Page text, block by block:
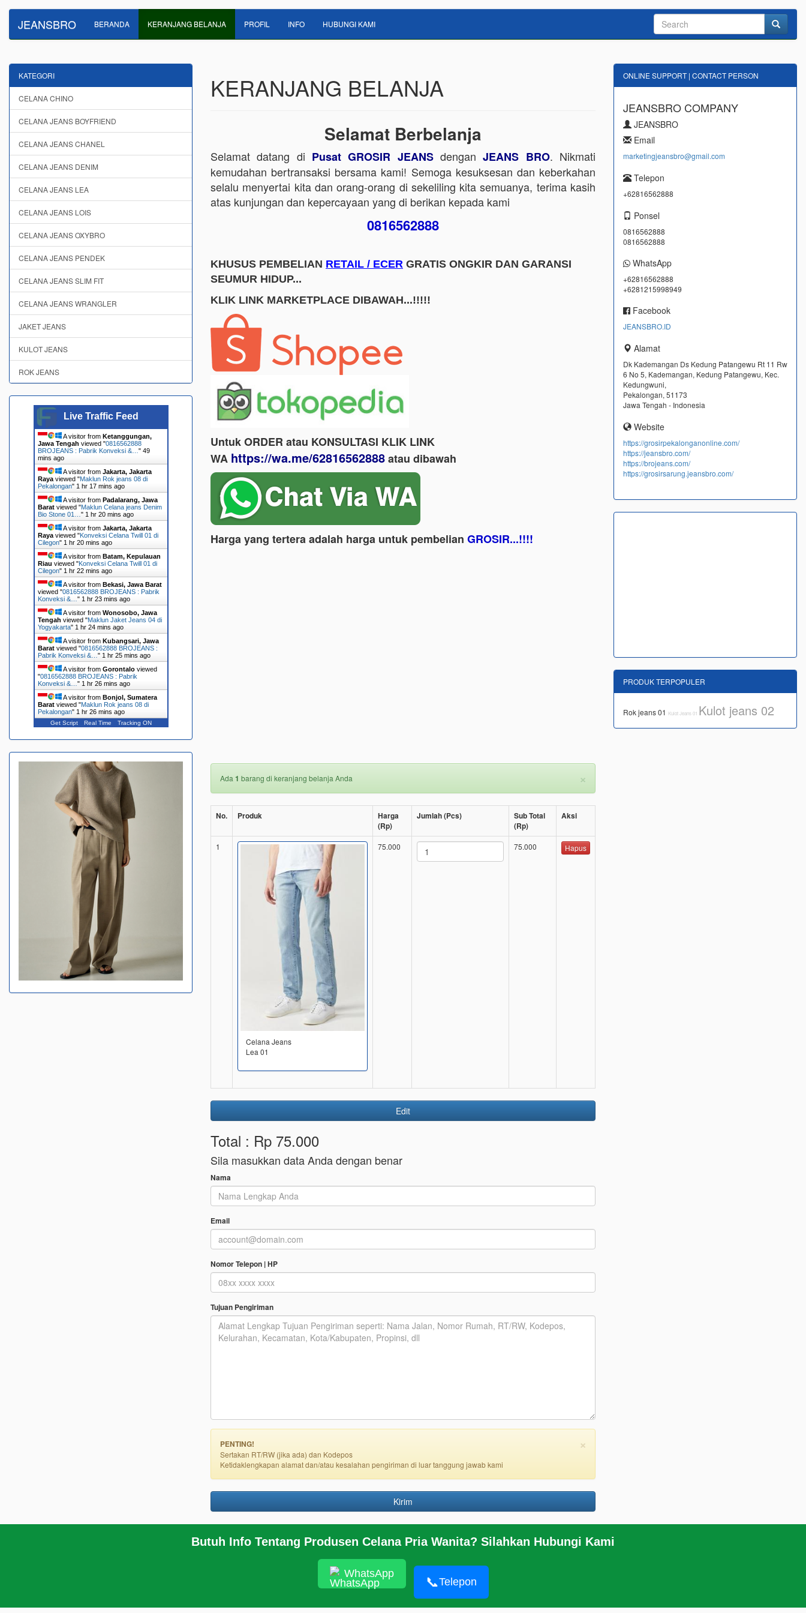
JEANSBRO BERANDA KERANJANG BELANJA PROFIL INFO HUBUNGI KAMI
KERANJANG BELANJA
Selamat Berbelanja
Selamat datang di Pusat GROSIR JEANSdenganJEANS BRO. Nikmati
kemudahan bertransaksi bersama kami! Semoga kesuksesan dan keberkahan
selalu menyertai kita dan orang-orang di sekeliling kita semuanya, terima kasih
atas kunjungan dan kepercayaan yang di berikan kepada kami
0816562888
KHUSUS PEMBELIAN RETAIL / ECER GRATIS ONGKIR DAN GARANSI
SEUMUR HIDUP...
KLIK LINK MARKETPLACE DIBAWAH...!!!!!
Untuk ORDER atau KONSULTASI KLIK LINK
WA https://wa.me/62816562888​ atau dibawah
Harga yang tertera adalah harga untuk pembelian GROSIR...!!!!
×
Ada 1 barang di keranjang belanja Anda
No. Produk
Harga
(Rp)
Jumlah (Pcs)
Sub Total
(Rp)
Aksi
1
Celana Jeans
Lea 01
75.000 75.000 Hapus
Edit
Total : Rp 75.000
Sila masukkan data Anda dengan benar
Nama
Email
Nomor Telepon | HP
Tujuan Pengiriman
×
PENTING!
Sertakan RT/RW (jika ada) dan Kodepos
Ketidaklengkapan alamat dan/atau kesalahan pengiriman di luar tanggung jawab kami
Kirim
KATEGORI
CELANA CHINO
CELANA JEANS BOYFRIEND
CELANA JEANS CHANEL
CELANA JEANS DENIM
CELANA JEANS LEA
CELANA JEANS LOIS
CELANA JEANS OXYBRO
CELANA JEANS PENDEK
CELANA JEANS SLIM FIT
CELANA JEANS WRANGLER
JAKET JEANS
KULOT JEANS
ROK JEANS
Live Traffic Feed
A visitor from Ketanggungan,
Jawa Tengah viewed "0816562888
BROJEANS : Pabrik Konveksi &… " 49
mins ago
A visitor from Jakarta, Jakarta
Rayaviewed "Maklun Rok jeans 08 di
Pekalongan" 1 hr 17 mins ago
A visitor from Padalarang, Jawa
Baratviewed "Maklun Celana jeans Denim
Bio Stone 01… " 1 hr 20 mins ago
A visitor from Jakarta, Jakarta
Rayaviewed "Konveksi Celana Twill 01 di
Cilegon" 1 hr 20 mins ago
A visitor from Batam, Kepulauan
Riau viewed "Konveksi Celana Twill 01 di
Cilegon" 1 hr 22 mins ago
A visitor from Bekasi, Jawa Barat
viewed "0816562888 BROJEANS : Pabrik
Konveksi &… " 1 hr 23 mins ago
A visitor from Wonosobo, Jawa
Tengah viewed "Maklun Jaket Jeans 04 di
Yogyakarta" 1 hr 24 mins ago
A visitor from Kubangsari, Jawa
Baratviewed "0816562888 BROJEANS :
Pabrik Konveksi &… " 1 hr 25 mins ago
A visitor from Gorontaloviewed
"0816562888 BROJEANS : Pabrik
Konveksi &… " 1 hr 26 mins ago
A visitor from Bonjol, Sumatera
Baratviewed "Maklun Rok jeans 08 di
Pekalongan" 1 hr 26 mins ago
Get Script Real Time Tracking ON
ONLINE SUPPORT | CONTACT PERSON
JEANSBRO COMPANY
JEANSBRO
Email
marketingjeansbro@gmail.com
Telepon
+62816562888
Ponsel
0816562888
0816562888
WhatsApp
+62816562888
+6281215998949
Facebook
JEANSBRO.ID
Alamat
Dk Kademangan Ds Kedung Patangewu Rt 11 Rw
6 No 5, Kademangan, Kedung Patangewu, Kec.
Kedungwuni,
Pekalongan, 51173
Jawa Tengah - Indonesia
Website
https://grosirpekalonganonline.com/
https://jeansbro.com/
https://brojeans.com/
https://grosirsarung.jeansbro.com/
Butuh Info Tentang Produsen Celana Pria Wanita? Silahkan Hubungi Kami
WhatsApp
📞Telepon
PRODUK TERPOPULER
Rok jeans 01 Kulot Jeans 01 Kulot jeans 02
© 2026